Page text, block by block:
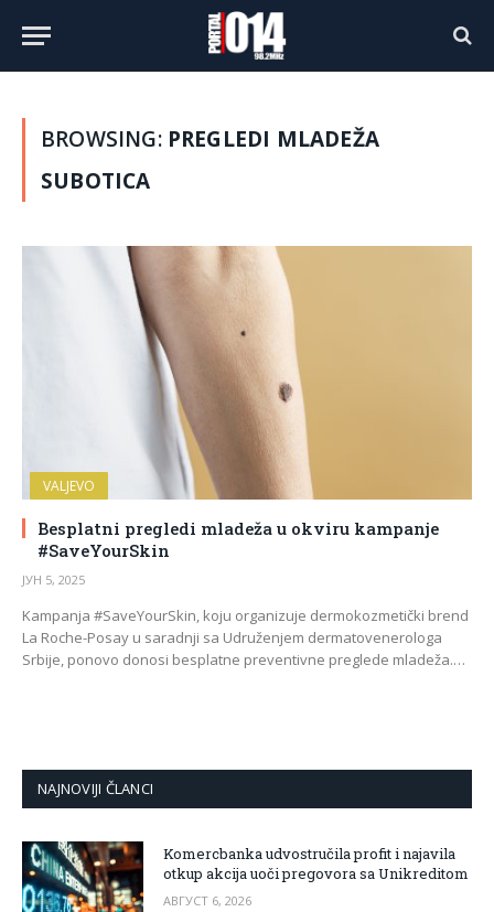
BROWSING: PREGLEDI MLADEŽA
SUBOTICA
VALJEVO
Besplatni pregledi mladeža u okviru kampanje
#SaveYourSkin
ЈУН 5, 2025
Kampanja #SaveYourSkin, koju organizuje dermokozmetički brend
La Roche-Posay u saradnji sa Udruženjem dermatovenerologa
Srbije, ponovo donosi besplatne preventivne preglede mladeža.…
NAJNOVIJI ČLANCI
Komercbanka udvostručila profit i najavila
otkup akcija uoči pregovora sa Unikreditom
АВГУСТ 6, 2026